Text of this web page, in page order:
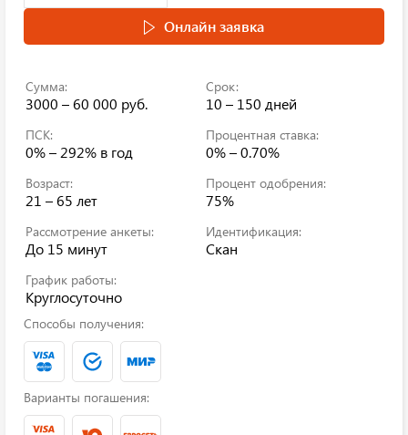
Онлайн заявка
Сумма:
3000 – 60 000 руб.
Срок:
10 – 150 дней
ПСК:
0% – 292% в год
Процентная ставка:
0% – 0.70%
Возраст:
21 – 65 лет
Процент одобрения:
75%
Рассмотрение анкеты:
До 15 минут
Идентификация:
Скан
График работы:
Круглосуточно
Способы получения:
Варианты погашения: